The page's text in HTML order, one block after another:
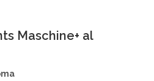
Maschine+ al